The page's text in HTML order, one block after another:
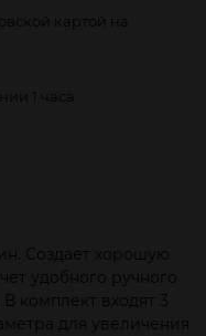
картой на
1 часа
Создает хорошую
удобного ручного
комплект входят 3
для увеличения